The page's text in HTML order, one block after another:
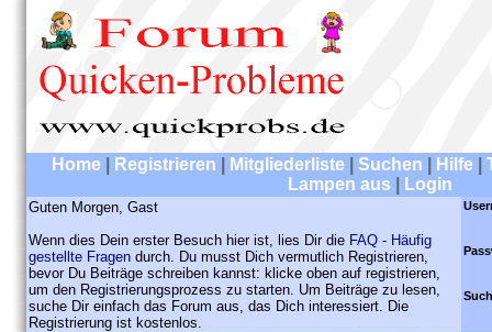
Home Registrieren Mitgliederliste Suchen Hilfe
Lampen aus
Login
Guten Morgen, Gast
Wenn dies Dein erster Besuch hier ist, lies Dir die FAQ - Häufig
gestellte Fragen durch. Du musst Dich vermutlich Registrieren,
bevor Du Beiträge schreiben kannst: klicke oben auf registrieren,
um den Registrierungsprozess zu starten. Um Beiträge zu lesen,
suche Dir einfach das Forum aus, das Dich interessiert. Die
Registrierung ist kostenlos.